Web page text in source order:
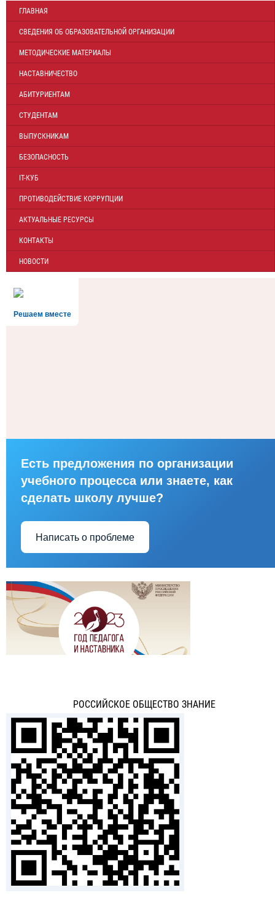
ГЛАВНАЯ
СВЕДЕНИЯ ОБ ОБРАЗОВАТЕЛЬНОЙ ОРГАНИЗАЦИИ
МЕТОДИЧЕСКИЕ МАТЕРИАЛЫ
НАСТАВНИЧЕСТВО
АБИТУРИЕНТАМ
СТУДЕНТАМ
ВЫПУСКНИКАМ
БЕЗОПАСНОСТЬ
IT-КУБ
ПРОТИВОДЕЙСТВИЕ КОРРУПЦИИ
АКТУАЛЬНЫЕ РЕСУРСЫ
КОНТАКТЫ
НОВОСТИ
Решаем вместе
Есть предложения по организации
учебного процесса или знаете, как
сделать школу лучше?
Написать о проблеме
РОССИЙСКОЕ ОБЩЕСТВО ЗНАНИЕ